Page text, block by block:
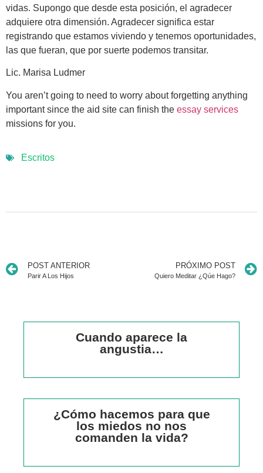
vidas. Supongo que desde esta posición, el agradecer
adquiere otra dimensión. Agradecer significa estar
registrando que estamos viviendo y tenemos oportunidades,
las que fueran, que por suerte podemos transitar.
Lic. Marisa Ludmer
You aren’t going to need to worry about forgetting anything
important since the aid site can finish the essay services
missions for you.
Escritos
POST ANTERIOR
Parir A Los Hijos
PRÓXIMO POST
Quiero Meditar ¿Qúe Hago?
Cuando aparece la
angustia…
¿Cómo hacemos para que
los miedos no nos
comanden la vida?